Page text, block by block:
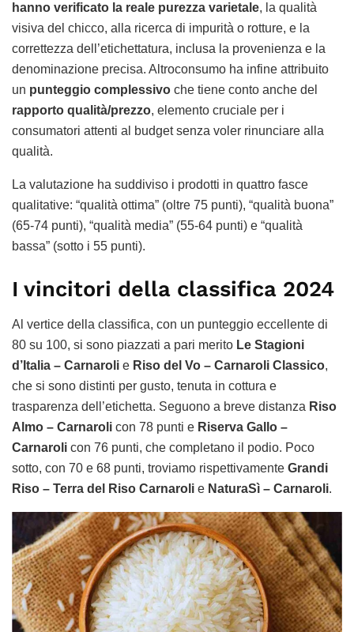
hanno verificato la reale purezza varietale, la qualità
visiva del chicco, alla ricerca di impurità o rotture, e la
correttezza dell’etichettatura, inclusa la provenienza e la
denominazione precisa. Altroconsumo ha infine attribuito
un punteggio complessivo che tiene conto anche del
rapporto qualità/prezzo, elemento cruciale per i
consumatori attenti al budget senza voler rinunciare alla
qualità.
La valutazione ha suddiviso i prodotti in quattro fasce
qualitative: “qualità ottima” (oltre 75 punti), “qualità buona”
(65-74 punti), “qualità media” (55-64 punti) e “qualità
bassa” (sotto i 55 punti).
I vincitori della classifica 2024
Al vertice della classifica, con un punteggio eccellente di
80 su 100, si sono piazzati a pari merito Le Stagioni
d’Italia – Carnaroli e Riso del Vo – Carnaroli Classico,
che si sono distinti per gusto, tenuta in cottura e
trasparenza dell’etichetta. Seguono a breve distanza Riso
Almo – Carnaroli con 78 punti e Riserva Gallo –
Carnaroli con 76 punti, che completano il podio. Poco
sotto, con 70 e 68 punti, troviamo rispettivamente Grandi
Riso – Terra del Riso Carnaroli e NaturaSì – Carnaroli.